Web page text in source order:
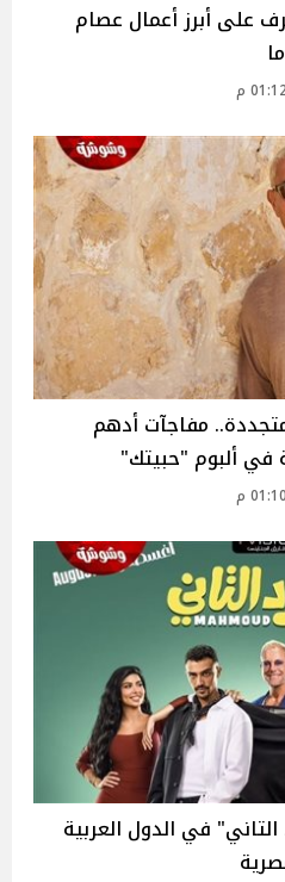
على أبرز أعمال عصام
مفاجآت أدهم
ألبوم "حبيتك"
في الدول العربية